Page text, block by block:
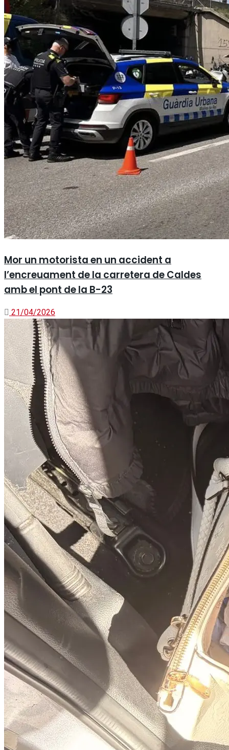
Mor un motorista en un accident a
l’encreuament de la carretera de Caldes
amb el pont de la B-23
21/04/2026